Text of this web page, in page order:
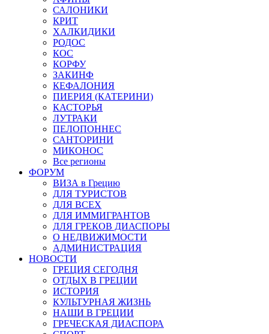
САЛОНИКИ
КРИТ
ХАЛКИДИКИ
РОДОС
КОС
КОРФУ
ЗАКИНФ
КЕФАЛОНИЯ
ПИЕРИЯ (КАТЕРИНИ)
КАСТОРЬЯ
ЛУТРАКИ
ПЕЛОПОННЕС
САНТОРИНИ
МИКОНОС
Все регионы
ФОРУМ
ВИЗА в Грецию
ДЛЯ ТУРИСТОВ
ДЛЯ ВСЕХ
ДЛЯ ИММИГРАНТОВ
ДЛЯ ГРЕКОВ ДИАСПОРЫ
О НЕДВИЖИМОСТИ
АДМИНИСТРАЦИЯ
НОВОСТИ
ГРЕЦИЯ СЕГОДНЯ
ОТДЫХ В ГРЕЦИИ
ИСТОРИЯ
КУЛЬТУРНАЯ ЖИЗНЬ
НАШИ В ГРЕЦИИ
ГРЕЧЕСКАЯ ДИАСПОРА